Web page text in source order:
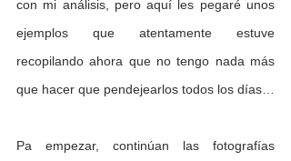
con mi análisis, pero aquí les pegaré unos
ejemplos que atentamente estuve
recopilando ahora que no tengo nada más
que hacer que pendejearlos todos los días…
Pa empezar, continúan las fotografías